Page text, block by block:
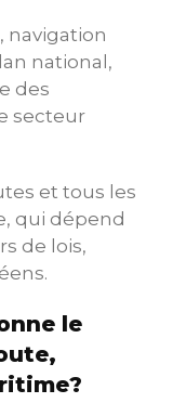
navigation
national,
des
secteur
et tous les
qui dépend
de lois,
le